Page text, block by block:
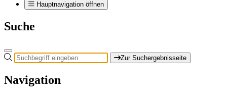
Hauptnavigation öffnen
Suche
Zur Suchergebnisseite
Navigation